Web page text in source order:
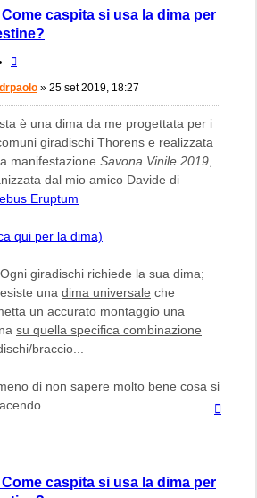
Come caspita si usa la dima per
drpaolo » 25 set 2019, 18:27
è una dima da me progettata per i
giradischi Thorens e realizzata
manifestazione Savona Vinile 2019
dal mio amico Davide di
Eruptum
qui per la dima)
Ogni giradischi richiede la sua dima;
una dima universale che
un accurato montaggio una
su quella specifica combinazione
braccio...
di non sapere molto bene cosa si
Come caspita si usa la dima per